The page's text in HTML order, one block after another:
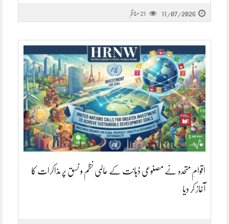
11/07/2026
21 مناظر
اقوامِ متحدہ نے مصنوعی ذہانت کے عالمی نظم و نسق پر مذاکرات کا
آغاز کر دیا